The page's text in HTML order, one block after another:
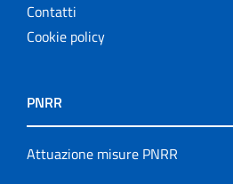
Contatti
Cookie policy
PNRR
Attuazione misure PNRR